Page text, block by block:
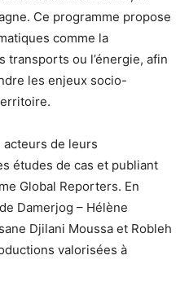
Ce programme propose
comme la
transports ou l’énergie, afin
les enjeux socio-
de leurs
études de cas et publiant
Global Reporters. En
Damerjog – Hélène
Djilani Moussa et Robleh
valorisées à